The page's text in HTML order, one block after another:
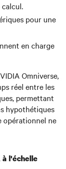
pour une
en charge
Omniverse,
réel entre les
permettant
hypothétiques
opérationnel ne
l'échelle